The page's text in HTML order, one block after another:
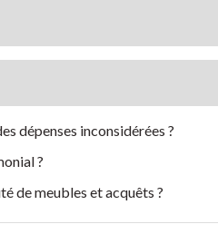
dépenses inconsidérées ?
?
de meubles et acquêts ?